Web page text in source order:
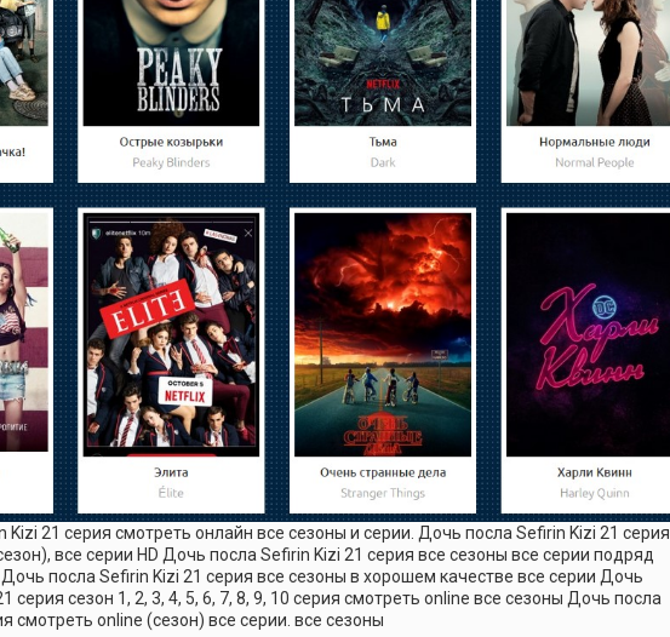
Kizi 21 серия смотреть онлайн все сезоны и серии. Дочь посла Sefirin Kizi 21 серия
все серии HD Дочь посла Sefirin Kizi 21 серия все сезоны все серии подряд
посла Sefirin Kizi 21 серия все сезоны в хорошем качестве все серии Дочь
серия сезон 1, 2, 3, 4, 5, 6, 7, 8, 9, 10 серия смотреть online все сезоны Дочь посла
смотреть online (сезон) все серии. все сезоны